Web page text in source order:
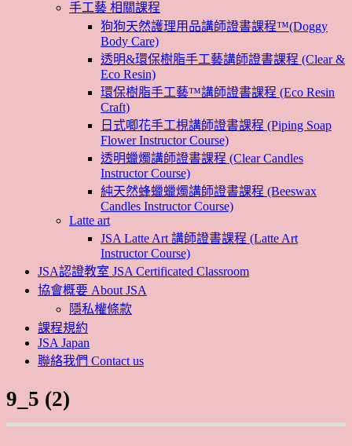
手工藝 相關課程
狗狗天然護理用品講師證書課程™(Doggy
Body Care)
透明&環保樹脂手工藝講師證書課程 (Clear &
Eco Resin)
環保樹脂手工藝™講師證書課程 (Eco Resin
Craft)
日式唧花手工梘講師證書課程 (Piping Soap
Flower Instructor Course)
透明蠟燭講師證書課程 (Clear Candles
Instructor Course)
純天然蜂蠟蠟燭講師證書課程 (Beeswax
Candles Instructor Course)
Latte art
JSA Latte Art 講師證書課程 (Latte Art
Instructor Course)
JSA認證教室 JSA Certificated Classroom
協會概要 About JSA
隱私權條款
課程規約
JSA Japan
聯絡我們 Contact us
9_5 (2)